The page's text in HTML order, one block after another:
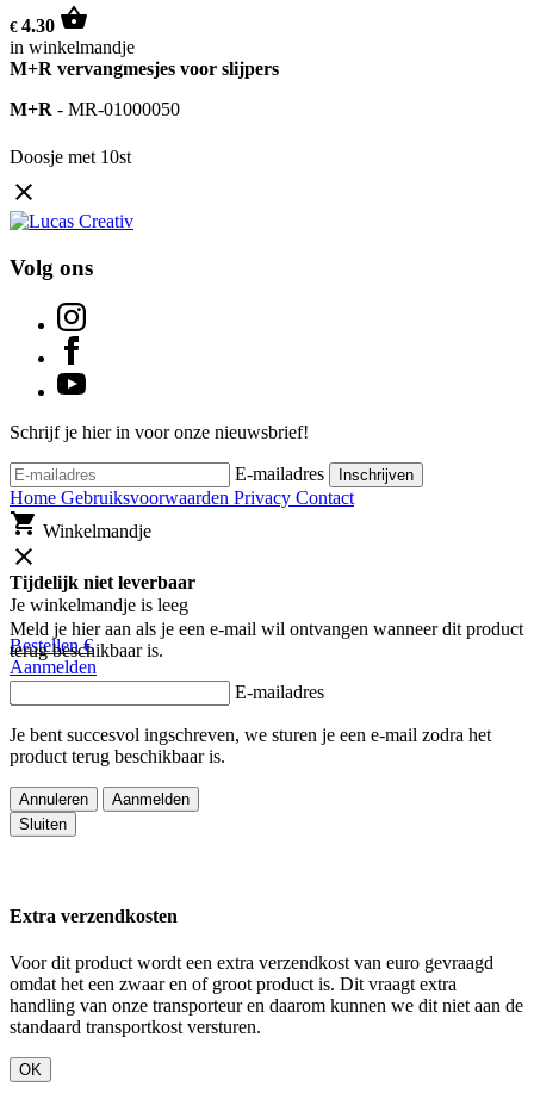
€ 4.30 shopping_basket
in winkelmandje
M+R vervangmesjes voor slijpers
M+R - MR-01000050
Doosje met 10st
close
Volg ons
Schrijf je hier in voor onze nieuwsbrief!
E-mailadres Inschrijven
Home Gebruiksvoorwaarden Privacy Contact
shopping_cart Winkelmandje
close
Je winkelmandje is leeg
Bestellen€
Aanmelden
Tijdelijk niet leverbaar
Meld je hier aan als je een e-mail wil ontvangen wanneer dit product
terug beschikbaar is.
E-mailadres
Je bent succesvol ingschreven, we sturen je een e-mail zodra het
product terug beschikbaar is.
Annuleren
Aanmelden
Sluiten
Extra verzendkosten
Voor dit product wordt een extra verzendkost van euro gevraagd
omdat het een zwaar en of groot product is. Dit vraagt extra
handling van onze transporteur en daarom kunnen we dit niet aan de
standaard transportkost versturen.
OK